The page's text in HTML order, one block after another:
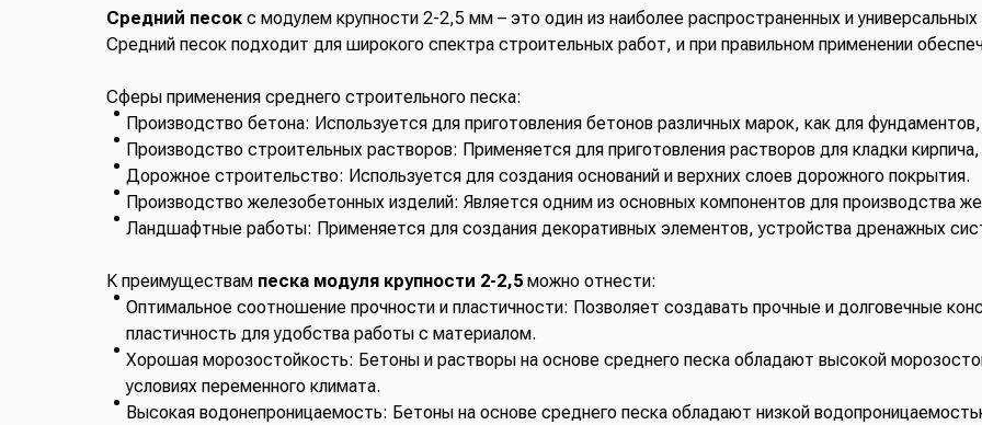
Средний песок с модулем крупности 2-2,5 мм – это один из наиболее распространенных и
Средний песок подходит для широкого спектра строительных работ, и при правильном применении
Сферы применения среднего строительного песка:
Производство бетона: Используется для приготовления бетонов различных марок, как для
Производство строительных растворов: Применяется для приготовления растворов для кладки
Дорожное строительство: Используется для создания оснований и верхних слоев дорожного покрытия.
Производство железобетонных изделий: Является одним из основных компонентов для производства
Ландшафтные работы: Применяется для создания декоративных элементов, устройства дренажных
К преимуществам песка модуля крупности 2-2,5 можно отнести:
Оптимальное соотношение прочности и пластичности: Позволяет создавать прочные и долговечные
пластичность для удобства работы с материалом.
Хорошая морозостойкость: Бетоны и растворы на основе среднего песка обладают высокой
условиях переменного климата.
Высокая водонепроницаемость: Бетоны на основе среднего песка обладают низкой